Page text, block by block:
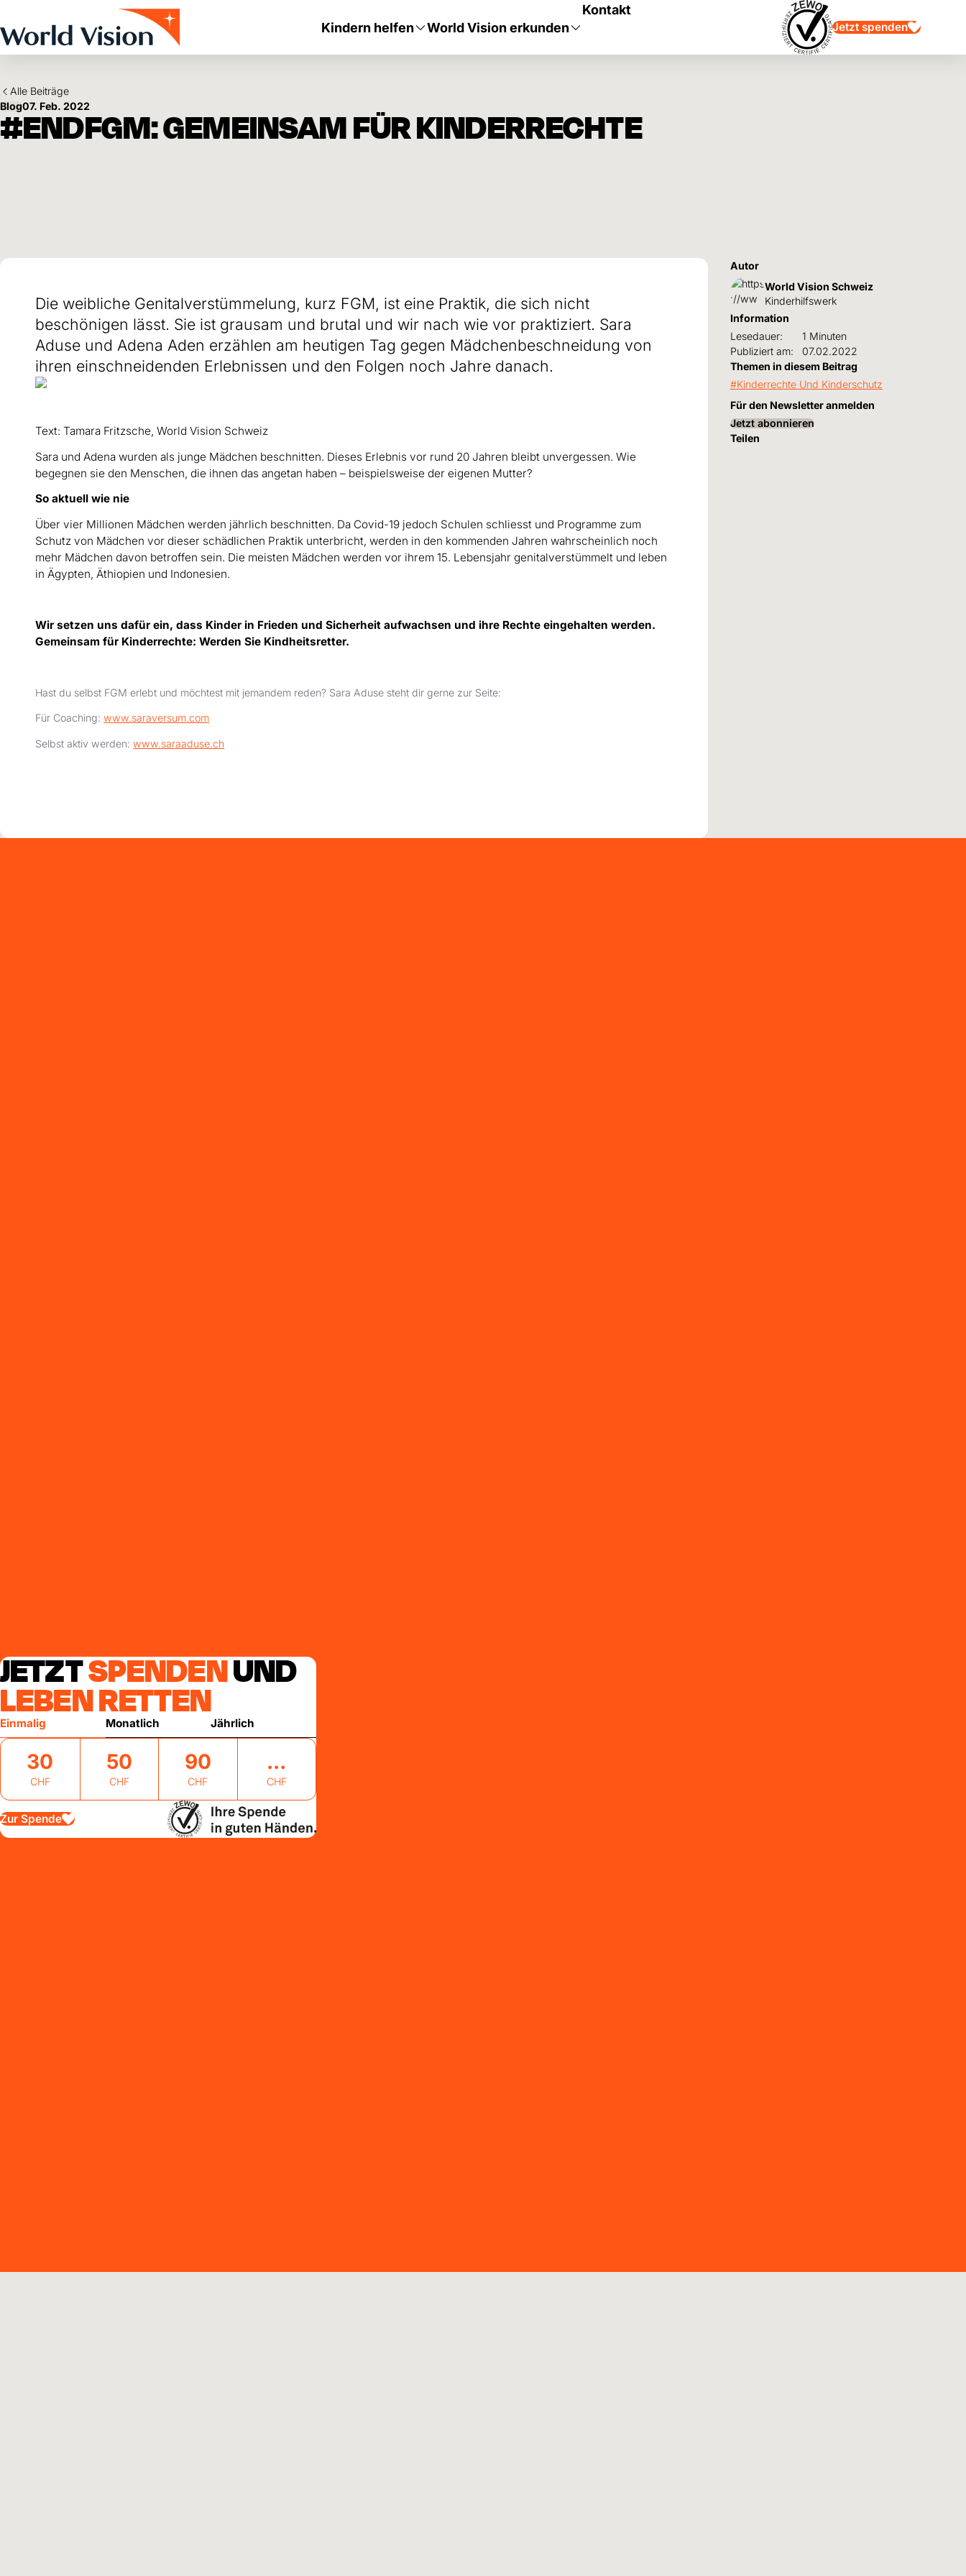
Kindern helfen World Vision erkunden
Kontakt
Jetzt spenden
Alle Beiträge
Blog07. Feb. 2022
#ENDFGM: GEMEINSAM FÜR KINDERRECHTE
Die weibliche Genitalverstümmelung, kurz FGM, ist eine Praktik, die sich nicht
beschönigen lässt. Sie ist grausam und brutal und wir nach wie vor praktiziert. Sara
Aduse und Adena Aden erzählen am heutigen Tag gegen Mädchenbeschneidung von
ihren einschneidenden Erlebnissen und den Folgen noch Jahre danach.
Text: Tamara Fritzsche, World Vision Schweiz
Sara und Adena wurden als junge Mädchen beschnitten. Dieses Erlebnis vor rund 20 Jahren bleibt unvergessen. Wie
begegnen sie den Menschen, die ihnen das angetan haben – beispielsweise der eigenen Mutter?
So aktuell wie nie
Über vier Millionen Mädchen werden jährlich beschnitten. Da Covid-19 jedoch Schulen schliesst und Programme zum
Schutz von Mädchen vor dieser schädlichen Praktik unterbricht, werden in den kommenden Jahren wahrscheinlich noch
mehr Mädchen davon betroffen sein. Die meisten Mädchen werden vor ihrem 15. Lebensjahr genitalverstümmelt und leben
in Ägypten, Äthiopien und Indonesien.
Wir setzen uns dafür ein, dass Kinder in Frieden und Sicherheit aufwachsen und ihre Rechte eingehalten werden.
Gemeinsam für Kinderrechte: Werden Sie Kindheitsretter.
Hast du selbst FGM erlebt und möchtest mit jemandem reden? Sara Aduse steht dir gerne zur Seite:
Für Coaching:www.saraversum.com
Selbst aktiv werden:www.saraaduse.ch
Autor
World Vision Schweiz
Kinderhilfswerk
Information
Lesedauer:
1 Minuten
Publiziert am:
07.02.2022
Themen in diesem Beitrag
Kinderrechte Und Kinderschutz
Für den Newsletter anmelden
Jetzt abonnieren
Teilen
JETZTSPENDENUND
LEBEN RETTEN
Einmalig Monatlich Jährlich
30
CHF
50
CHF
90
CHF CHF
Zur Spende